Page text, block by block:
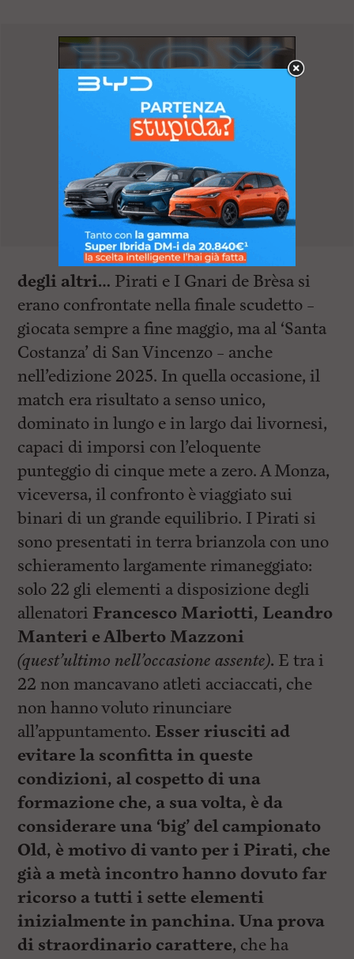
degli altri… Pirati e I Gnari de Brèsa si
erano confrontate nella finale scudetto –
giocata sempre a fine maggio, ma al ‘Santa
Costanza’ di San Vincenzo – anche
nell’edizione 2025. In quella occasione, il
match era risultato a senso unico,
dominato in lungo e in largo dai livornesi,
capaci di imporsi con l’eloquente
punteggio di cinque mete a zero. A Monza,
viceversa, il confronto è viaggiato sui
binari di un grande equilibrio. I Pirati si
sono presentati in terra brianzola con uno
schieramento largamente rimaneggiato:
solo 22 gli elementi a disposizione degli
allenatori Francesco Mariotti, Leandro
Manteri e Alberto Mazzoni
(quest’ultimo nell’occasione assente). E tra i
22 non mancavano atleti acciaccati, che
non hanno voluto rinunciare
all’appuntamento. Esser riusciti ad
evitare la sconfitta in queste
condizioni, al cospetto di una
formazione che, a sua volta, è da
considerare una ‘big’ del campionato
Old, è motivo di vanto per i Pirati, che
già a metà incontro hanno dovuto far
ricorso a tutti i sette elementi
inizialmente in panchina. Una prova
di straordinario carattere, che ha